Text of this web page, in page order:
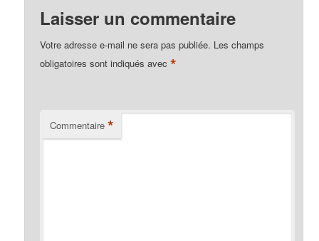
Laisser un commentaire
Votre adresse e-mail ne sera pas publiée. Les champs
obligatoires sont indiqués avec*
Commentaire *